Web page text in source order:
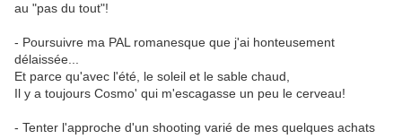
au "pas du tout"!
- Poursuivre ma PAL romanesque que j'ai honteusement
délaissée...
Et parce qu'avec l'été, le soleil et le sable chaud,
Il y a toujours Cosmo' qui m'escagasse un peu le cerveau!
- Tenter l'approche d'un shooting varié de mes quelques achats